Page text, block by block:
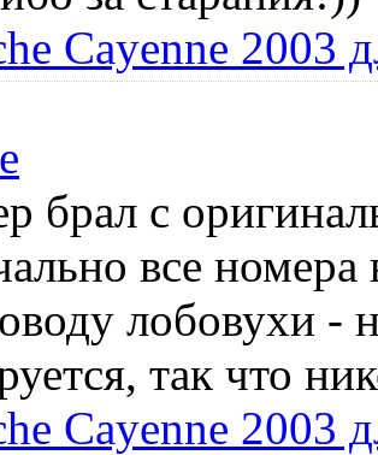
Cayenne 2003
брал с
все
лобовухи -
так что
Cayenne 2003